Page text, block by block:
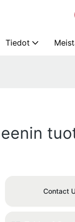
Tiedot
Contact